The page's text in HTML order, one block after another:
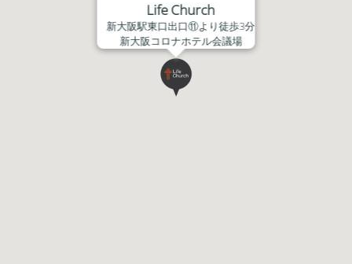
Life Church
新大阪駅東口出口⑪より徒歩3分
新大阪コロナホテル会議場